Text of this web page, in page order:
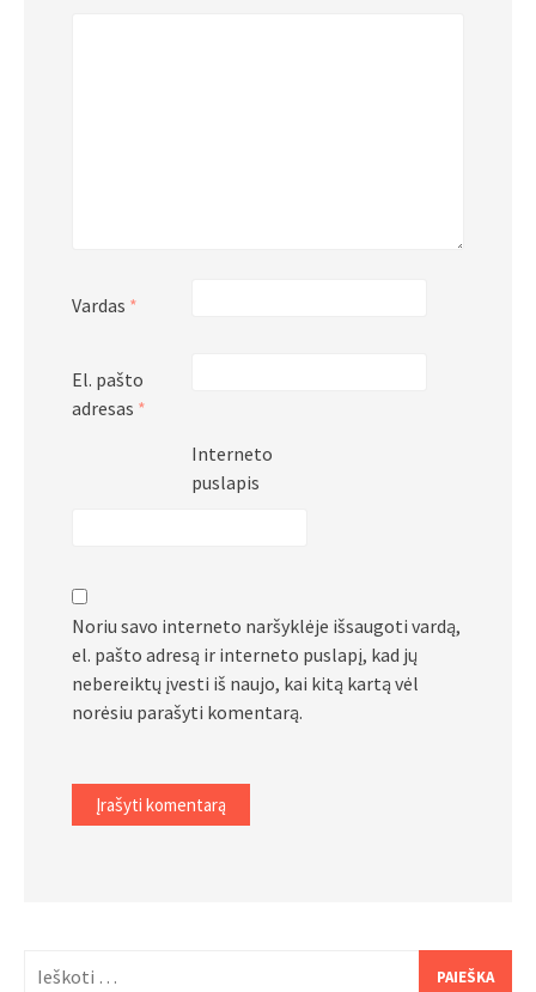
Vardas *
El. pašto
adresas *
Interneto
puslapis
Noriu savo interneto naršyklėje išsaugoti vardą,
el. pašto adresą ir interneto puslapį, kad jų
nebereiktų įvesti iš naujo, kai kitą kartą vėl
norėsiu parašyti komentarą.